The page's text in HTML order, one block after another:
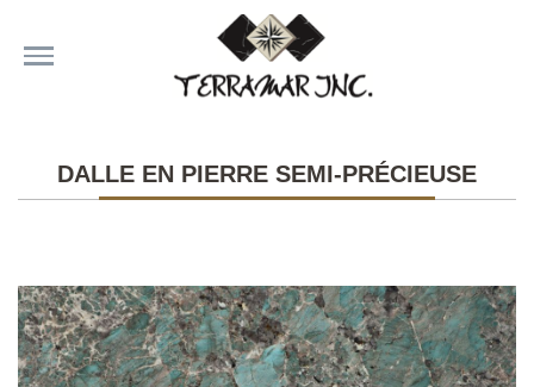
DALLE EN PIERRE SEMI-PRÉCIEUSE